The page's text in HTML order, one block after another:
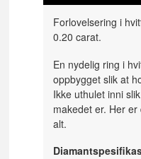
Forlovelsering i
0.20 carat.
En nydelig ring i
oppbygget slik at
Ikke uthulet inni
makedet er. Her
alt.